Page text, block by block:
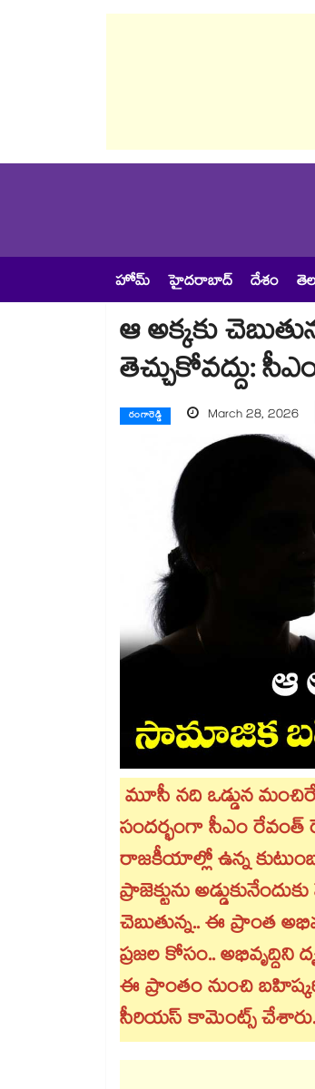
హోమ్ హైదరాబాద్ దేశం
ఆ అక్కకు
తెచ్చుకోవద్దు:
రంగారెడ్డి March 28, 2026
మూసీ నది ఒడ్డున
సందర్భంగా సీఎం రేవంత్
రాజకీయాల్లో ఉన్న
ప్రాజెక్టును
చెబుతున్న.. ఈ ప్రాంత
ప్రజల కోసం.. అభివృద్ధిని
ఈ ప్రాంతం నుంచి
సీరియస్ కామెంట్స్ చేశారు.